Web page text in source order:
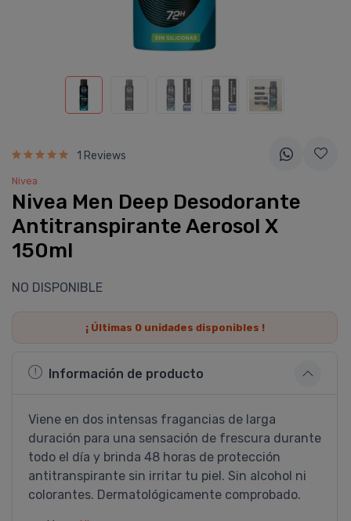
1 Reviews
Nivea
Nivea Men Deep Desodorante
Antitranspirante Aerosol X
150ml
NO DISPONIBLE
¡ Últimas 0unidades disponibles !
Información de producto
Viene en dos intensas fragancias de larga
duración para una sensación de frescura durante
todo el día y brinda 48 horas de protección
antitranspirante sin irritar tu piel. Sin alcohol ni
colorantes. Dermatológicamente comprobado.